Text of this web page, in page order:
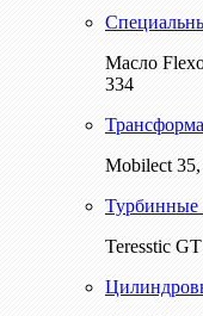
Масло
334
Mobilect
Турбинные
Teresstic